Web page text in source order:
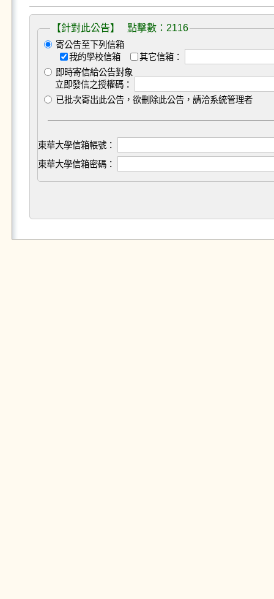
【針對此公告】 點擊數：2116
寄公告至下列信箱
我的學校信箱
其它信箱：
即時寄信給公告對象
立即發信之授權碼：
已批次寄出此公告，欲刪除此公告，請洽系統管理者
東華大學信箱帳號：
東華大學信箱密碼：